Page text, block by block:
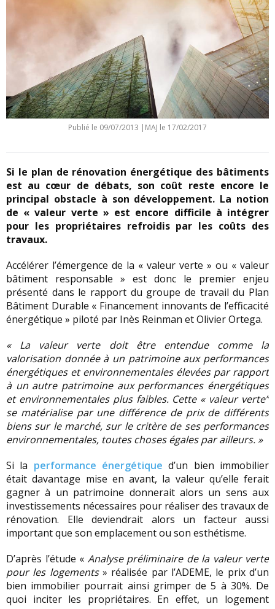
Publié le 09/07/2013 | MAJ le 17/02/2017
Si le plan de rénovation énergétique des bâtiments
est au cœur de débats, son coût reste encore le
principal obstacle à son développement. La notion
de « valeur verte » est encore difficile à intégrer
pour les propriétaires refroidis par les coûts des
travaux.
Accélérer l’émergence de la « valeur verte » ou « valeur
bâtiment responsable » est donc le premier enjeu
présenté dans le rapport du groupe de travail du Plan
Bâtiment Durable « Financement innovants de l’efficacité
énergétique » piloté par Inès Reinman et Olivier Ortega.
« La valeur verte doit être entendue comme la
valorisation donnée à un patrimoine aux performances
énergétiques et environnementales élevées par rapport
à un autre patrimoine aux performances énergétiques
et environnementales plus faibles. Cette « valeur verte”
se matérialise par une différence de prix de différents
biens sur le marché, sur le critère de ses performances
environnementales, toutes choses égales par ailleurs. »
Si la performance énergétique d’un bien immobilier
était davantage mise en avant, la valeur qu’elle ferait
gagner à un patrimoine donnerait alors un sens aux
investissements nécessaires pour réaliser des travaux de
rénovation. Elle deviendrait alors un facteur aussi
important que son emplacement ou son esthétisme.
D’après l’étude « Analyse préliminaire de la valeur verte
pour les logements » réalisée par l’ADEME, le prix d’un
bien immobilier pourrait ainsi grimper de 5 à 30%. De
quoi inciter les propriétaires. En effet, un logement